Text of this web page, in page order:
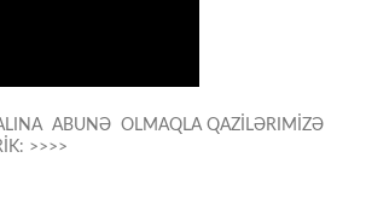
ABUNƏ OLMAQLA QAZİLƏRIMİZƏ
>>>>